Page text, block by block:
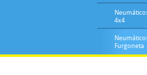
4x4
Furgoneta